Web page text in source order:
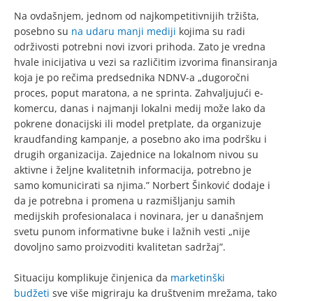
Na ovdašnjem, jednom od najkompetitivnijih tržišta,
posebno su na udaru manji mediji kojima su radi
održivosti potrebni novi izvori prihoda. Zato je vredna
hvale inicijativa u vezi sa različitim izvorima finansiranja
koja je po rečima predsednika NDNV-a „dugoročni
proces, poput maratona, a ne sprinta. Zahvaljujući e-
komercu, danas i najmanji lokalni medij može lako da
pokrene donacijski ili model pretplate, da organizuje
kraudfanding kampanje, a posebno ako ima podršku i
drugih organizacija. Zajednice na lokalnom nivou su
aktivne i željne kvalitetnih informacija, potrebno je
samo komunicirati sa njima.” Norbert Šinković dodaje i
da je potrebna i promena u razmišljanju samih
medijskih profesionalaca i novinara, jer u današnjem
svetu punom informativne buke i lažnih vesti „nije
dovoljno samo proizvoditi kvalitetan sadržaj”.
Situaciju komplikuje činjenica da marketinški
budžeti sve više migriraju ka društvenim mrežama, tako